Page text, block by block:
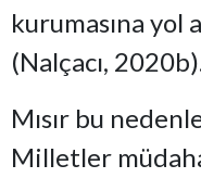
kurumasına yol
(Nalçacı,
Mısır bu
Milletler